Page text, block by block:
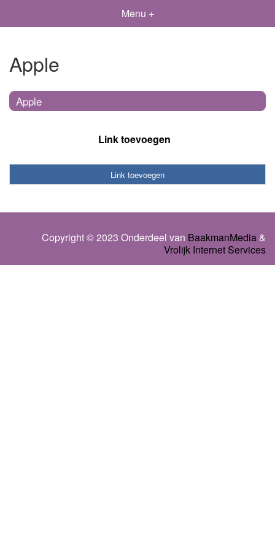
Menu +
Apple
Apple
Link toevoegen
Link toevoegen
Copyright © 2023 Onderdeel van BaakmanMedia &
Vrolijk Internet Services